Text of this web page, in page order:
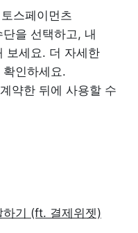
스페이먼츠
을 선택하고, 내
보세요. 더 자세한
확인하세요.
약한 뒤에 사용할 수
기 (ft. 결제위젯)